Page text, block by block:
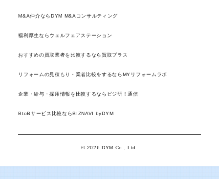
M&A仲介ならDYM M&Aコンサルティング
福利厚生ならウェルフェアステーション
おすすめの買取業者を比較するなら買取プラス
リフォームの見積もり・業者比較をするならMYリフォームラボ
企業・給与・採用情報を比較するならビジ研！通信
BtoBサービス比較ならBIZNAVI byDYM
© 2026 DYM Co., Ltd.